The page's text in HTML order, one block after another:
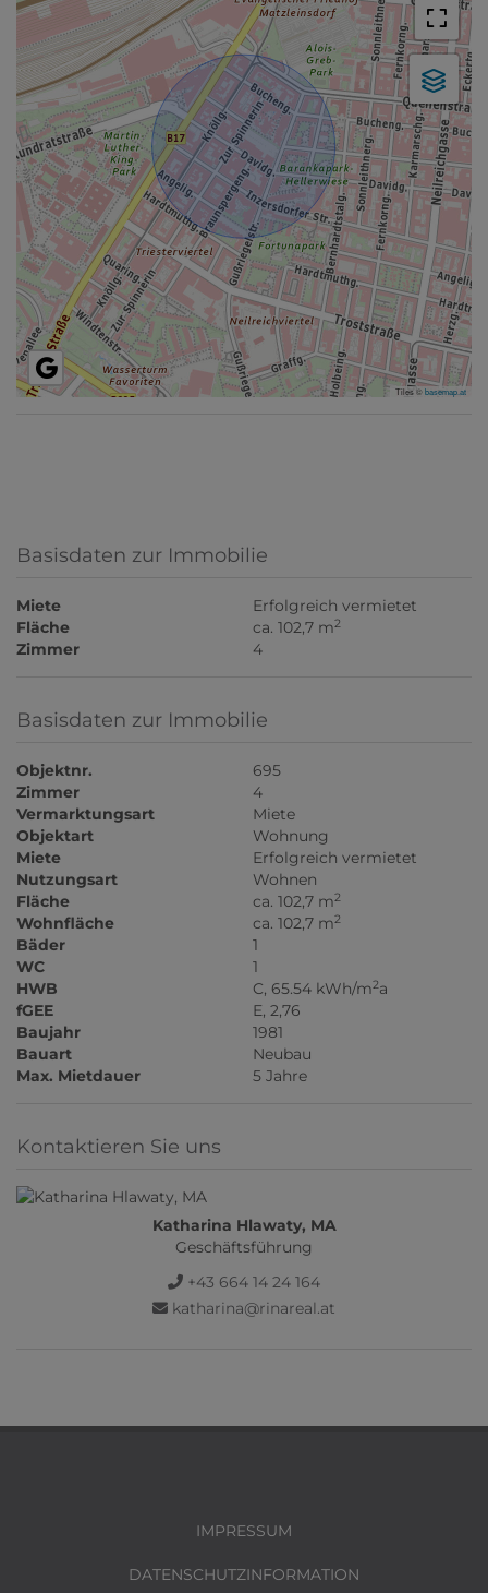
Tiles ©basemap.at
Basisdaten zur Immobilie
Miete
Erfolgreich vermietet
Fläche
ca. 102,7 m2
Zimmer 4
Basisdaten zur Immobilie
Objektnr.
695
Zimmer
4
Vermarktungsart
Miete
Objektart
Wohnung
Miete
Erfolgreich vermietet
Nutzungsart
Wohnen
Fläche
ca. 102,7 m2
Wohnfläche ca. 102,7 m2
Bäder
1
WC
1
HWB
C, 65.54 kWh/m2a
fGEE
E, 2,76
Baujahr
1981
Bauart
Neubau
Max. Mietdauer
5 Jahre
Kontaktieren Sie uns
Katharina Hlawaty, MA
Geschäftsführung
+43 664 14 24 164
katharina@rinareal.at
IMPRESSUM
DATENSCHUTZINFORMATION